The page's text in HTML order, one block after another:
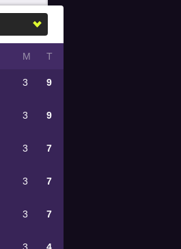
М Т
3 9
3 9
3 7
3 7
3 7